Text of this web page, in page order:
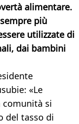
alimentare.
più
utilizzate di
dai bambini
«Le
comunità si
del tasso di